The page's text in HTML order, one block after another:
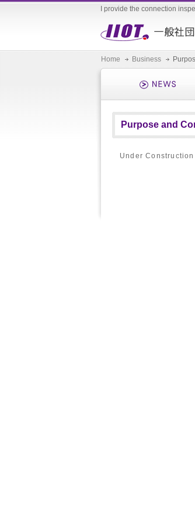
I provide the connection
Home Business
Purpose and
Under Construction